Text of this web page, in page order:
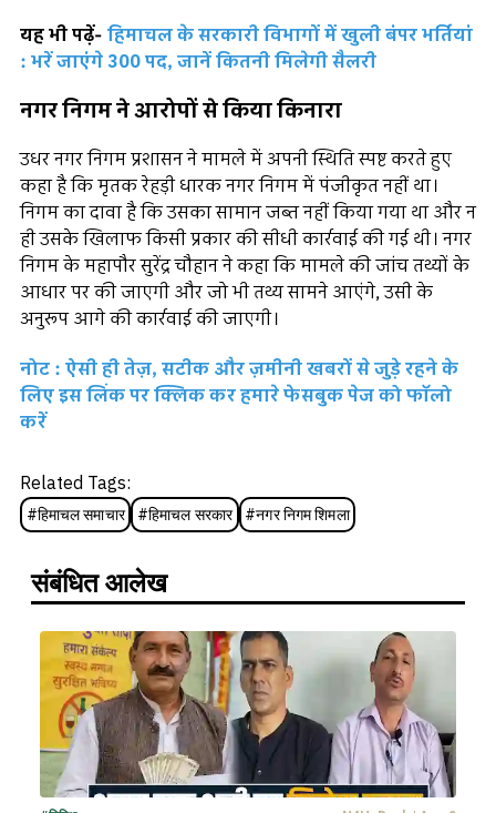
यह भी पढ़ें- हिमाचल के सरकारी विभागों में खुली बंपर भर्तियां
: भरें जाएंगे 300 पद, जानें कितनी मिलेगी सैलरी
नगर निगम ने आरोपों से किया किनारा
उधर नगर निगम प्रशासन ने मामले में अपनी स्थिति स्पष्ट करते हुए
कहा है कि मृतक रेहड़ी धारक नगर निगम में पंजीकृत नहीं था।
निगम का दावा है कि उसका सामान जब्त नहीं किया गया था और न
ही उसके खिलाफ किसी प्रकार की सीधी कार्रवाई की गई थी। नगर
निगम के महापौर सुरेंद्र चौहान ने कहा कि मामले की जांच तथ्यों के
आधार पर की जाएगी और जो भी तथ्य सामने आएंगे, उसी के
अनुरूप आगे की कार्रवाई की जाएगी।
नोट : ऐसी ही तेज़, सटीक और ज़मीनी खबरों से जुड़े रहने के
लिए इस लिंक पर क्लिक कर हमारे फेसबुक पेज को फॉलो
करें
Related Tags:
#हिमाचल समाचार #हिमाचल सरकार #नगर निगम शिमला
संबंधित आलेख